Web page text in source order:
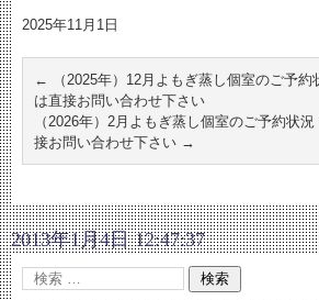
2025年11月1日
←
（2025年）12月よもぎ蒸し個室のご予
は直接お問い合わせ下さい
（2026年）2月よもぎ蒸し個室のご予約状
接お問い合わせ下さい →
2013年1月4日 12:47:37